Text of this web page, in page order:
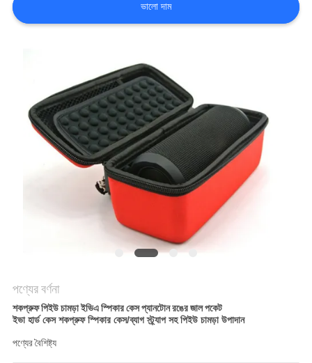
ভালো দাম
পণ্যের বর্ণনা
শকপ্রুফ পিইউ চামড়া ইভিএ স্পিকার কেস প্যানটোন রঙের জাল পকেট
ইভা হার্ড কেস শকপ্রুফ স্পিকার কেস/ব্যাগ স্ট্র্যাপ সহ পিইউ চামড়া উপাদান
পণ্যের বৈশিষ্ট্য